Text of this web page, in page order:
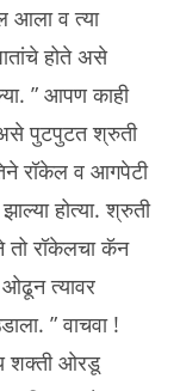
आला व त्या
होते असे
” आपण काही
पुटपुटत श्रुती
रॉकेल व आगपेटी
होत्या. श्रुती
रॉकेलचा कॅन
ओढून त्यावर
” वाचवा !
शक्ती ओरडू